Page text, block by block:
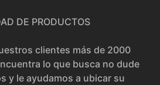
DE PRODUCTOS
clientes más de 2000
lo que busca no dude
y le ayudamos a ubicar su